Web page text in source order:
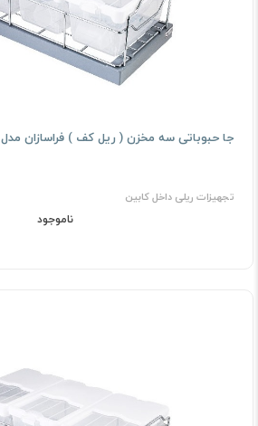
جا حبوباتی سه مخزن ( رﻳﻞ ﻛﻒ ) فراسازان مدل 1328
تجهیزات ریلی داخل کابین
ناموجود